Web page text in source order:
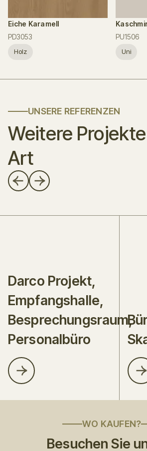
Eiche Karamell
PD3053
Holz
PU1506
Uni
UNSERE REFERENZEN
Weitere
Art
Darco Projekt,
Empfangshalle,
Besprechungsraum,
Personalbüro
WO KAUFEN?
Besuchen Sie